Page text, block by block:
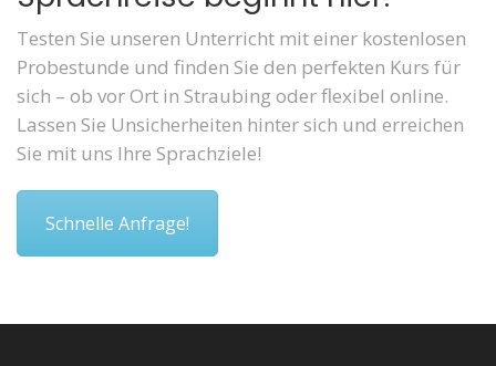
Testen Sie unseren Unterricht mit einer kostenlosen
Probestunde und finden Sie den perfekten Kurs für
sich – ob vor Ort in Straubing oder flexibel online.
Lassen Sie Unsicherheiten hinter sich und erreichen
Sie mit uns Ihre Sprachziele!
Schnelle Anfrage!